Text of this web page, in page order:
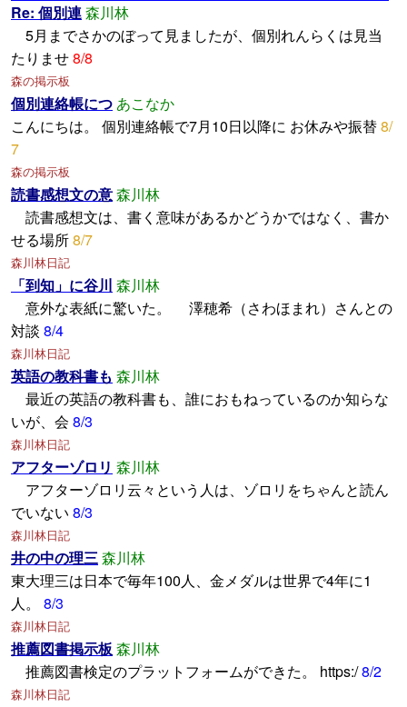
Re: 個別連森川林
5月までさかのぼって見ましたが、個別れんらくは見当
たりませ8/8
森の掲示板
個別連絡帳につ あこなか
こんにちは。 個別連絡帳で7月10日以降に お休みや振替8/
7
森の掲示板
読書感想文の意森川林
読書感想文は、書く意味があるかどうかではなく、書か
せる場所8/7
森川林日記
「到知」に谷川 森川林
意外な表紙に驚いた。 澤穂希（さわほまれ）さんとの
対談 8/4
森川林日記
英語の教科書も 森川林
最近の英語の教科書も、誰におもねっているのか知らな
いが、会 8/3
森川林日記
アフターゾロリ 森川林
アフターゾロリ云々という人は、ゾロリをちゃんと読ん
でいない 8/3
森川林日記
井の中の理三 森川林
東大理三は日本で毎年100人、金メダルは世界で4年に1
人。 8/3
森川林日記
推薦図書掲示板 森川林
推薦図書検定のプラットフォームができた。 https:/8/2
森川林日記